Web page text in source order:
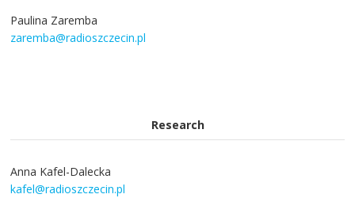
Paulina Zaremba
zaremba@radioszczecin.pl
Research
Anna Kafel-Dalecka
kafel@radioszczecin.pl